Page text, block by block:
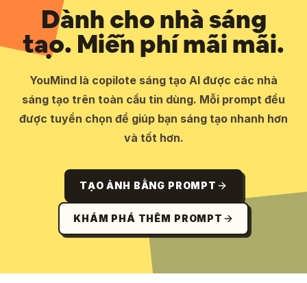
Dành cho nhà sáng
tạo. Miễn phí mãi mãi.
YouMind là copilote sáng tạo AI được các nhà
sáng tạo trên toàn cầu tin dùng. Mỗi prompt đều
được tuyển chọn để giúp bạn sáng tạo nhanh hơn
và tốt hơn.
TẠO ẢNH BẰNG PROMPT
KHÁM PHÁ THÊM PROMPT